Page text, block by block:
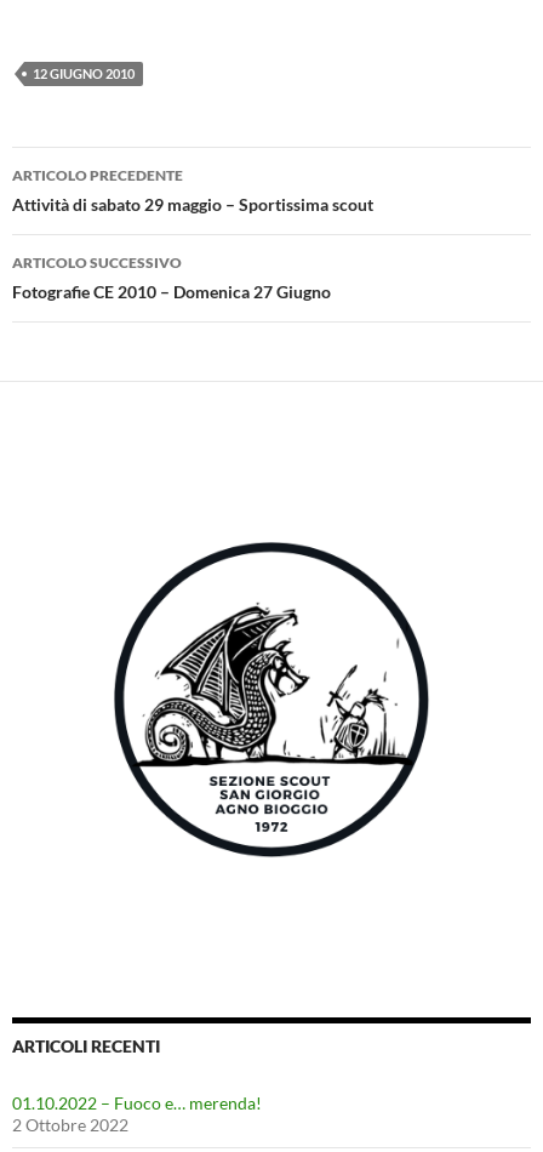
12 GIUGNO 2010
Navigazione
articolo
ARTICOLO PRECEDENTE
Attività di sabato 29 maggio – Sportissima scout
ARTICOLO SUCCESSIVO
Fotografie CE 2010 – Domenica 27 Giugno
ARTICOLI RECENTI
01.10.2022 – Fuoco e… merenda!
2 Ottobre 2022